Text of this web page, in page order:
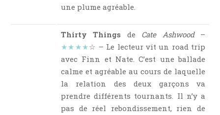
une plume agréable.
Thirty Things de Cate Ashwood–
★★★★☆ – Le lecteur vit un road trip
avec Finn et Nate. C’est une ballade
calme et agréable au cours de laquelle
la relation des deux garçons va
prendre différents tournants. Il n’y a
pas de réel rebondissement, rien de